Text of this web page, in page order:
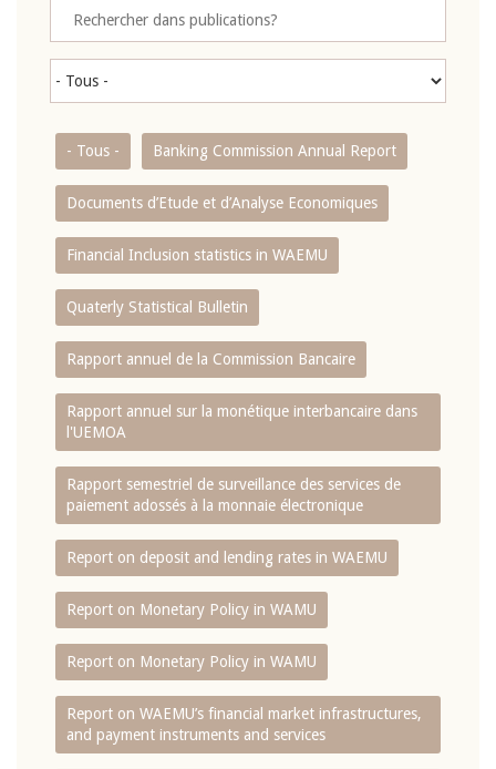
- Tous - Banking Commission Annual Report
Documents d’Etude et d’Analyse Economiques
Financial Inclusion statistics in WAEMU
Quaterly Statistical Bulletin
Rapport annuel de la Commission Bancaire
Rapport annuel sur la monétique interbancaire dans
l'UEMOA
Rapport semestriel de surveillance des services de
paiement adossés à la monnaie électronique
Report on deposit and lending rates in WAEMU
Report on Monetary Policy in WAMU
Report on Monetary Policy in WAMU
Report on WAEMU’s financial market infrastructures,
and payment instruments and services